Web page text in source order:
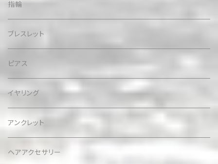
指輪
ブレスレット
ピアス
イヤリング
アンクレット
ヘアアクセサリー